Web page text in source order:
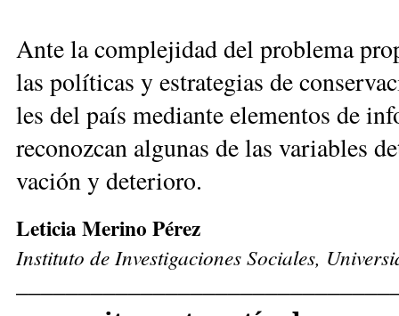
An­te la com­ple­ji­dad del pro­ble­ma
las po­lí­ti­cas y es­tra­te­gias de
les del país me­dian­te ele­men­tos de
re­co­noz­can al­gu­nas de las va­ria­bles
va­ción y de­te­rio­ro.
Le­ti­cia Me­ri­no Pé­rez
Ins­ti­tu­to de In­ves­ti­ga­cio­nes So­cia­les,